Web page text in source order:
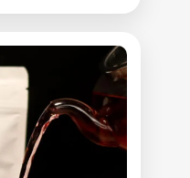
de mușețel,
Lemn dulce,